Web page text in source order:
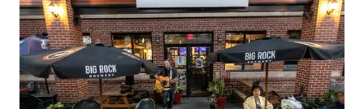
salle à manger est toujours disponible pour tous types
d'événement